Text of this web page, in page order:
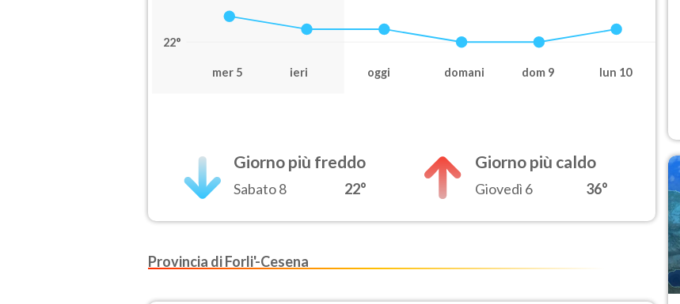
22°
mer 5 ieri oggi domani dom 9 lun 10
Giorno più freddo
Sabato 8 22°
Giorno più caldo
Giovedì 6 36°
Provincia di Forli'-Cesena